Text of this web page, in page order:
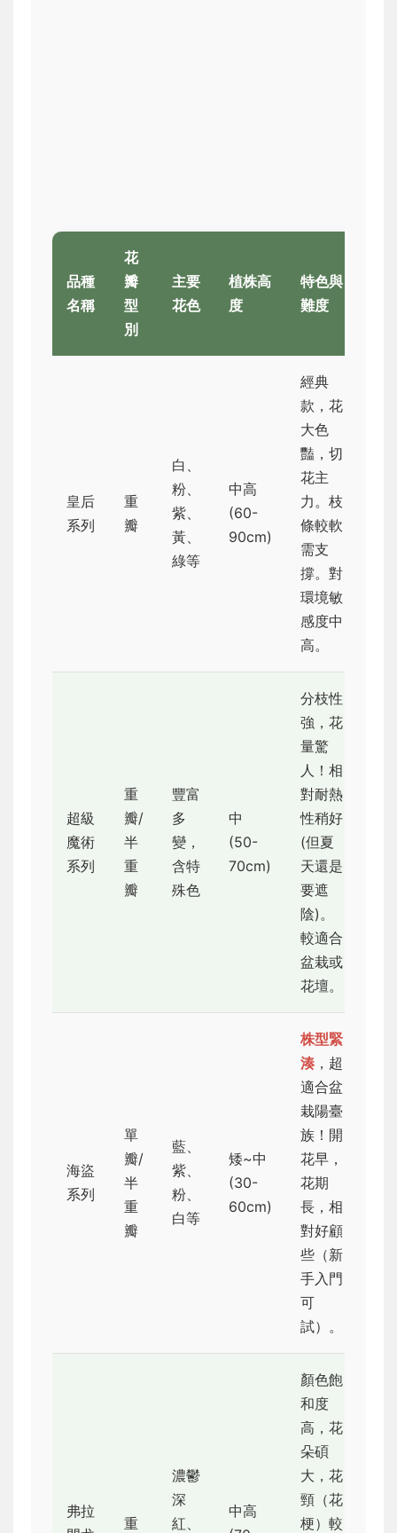
品種
名稱
花
瓣
型
別
主要
花色
植株高
度
特色與
難度
皇后
系列
重
瓣
白、
粉、
紫、
黃、
綠等
中高
(60-
90cm)
經典
款，花
大色
豔，切
花主
力。枝
條較軟
需支
撐。對
環境敏
感度中
高。
超級
魔術
系列
重
瓣/
半
重
瓣
豐富
多
變，
含特
殊色
中
(50-
70cm)
分枝性
強，花
量驚
人！相
對耐熱
性稍好
(但夏
天還是
要遮
陰)。
較適合
盆栽或
花壇。
海盜
系列
單
瓣/
半
重
瓣
藍、
紫、
粉、
白等
矮~中
(30-
60cm)
株型緊
湊，超
適合盆
栽陽臺
族！開
花早，
花期
長，相
對好顧
些（新
手入門
可
試）。
弗拉
重
濃鬱
深
紅、
中高
顏色飽
和度
高，花
朵碩
大，花
頸（花
梗）較